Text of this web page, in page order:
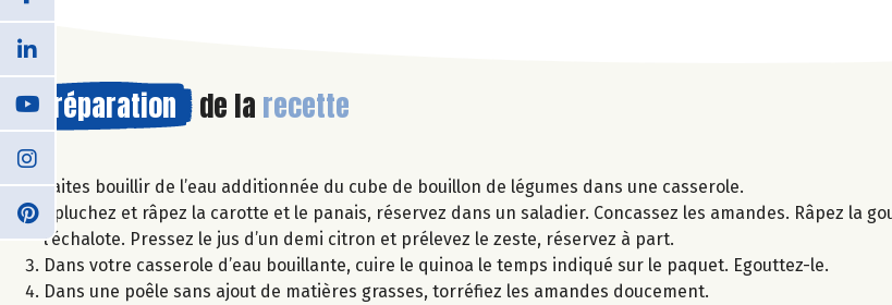
Préparation de la recette
Faites bouillir de l’eau additionnée du cube de bouillon de légumes dans une casserole.
Epluchez et râpez la carotte et le panais, réservez dans un saladier. Concassez les amandes. Râpez la
l’échalote. Pressez le jus d’un demi citron et prélevez le zeste, réservez à part.
Dans votre casserole d’eau bouillante, cuire le quinoa le temps indiqué sur le paquet. Egouttez-le.
Dans une poêle sans ajout de matières grasses, torréfiez les amandes doucement.